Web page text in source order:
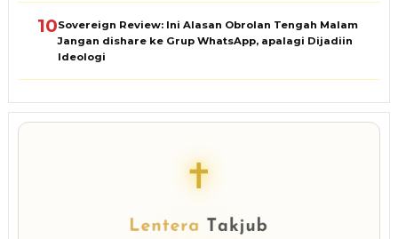
10Sovereign Review: Ini Alasan Obrolan Tengah Malam
Jangan dishare ke Grup WhatsApp, apalagi Dijadiin
Ideologi
✝